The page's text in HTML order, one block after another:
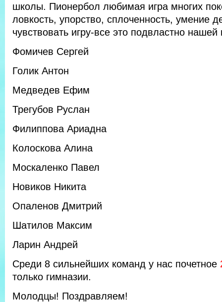
школы. Пионербол любимая игра многих
ловкость, упорство, сплоченность, умение
чувствовать игру-все это подвластно
Фомичев Сергей
Голик Антон
Медведев Ефим
Трегубов Руслан
Филиппова Ариадна
Колоскова Алина
Москаленко Павел
Новиков Никита
Опаленов Дмитрий
Шатилов Максим
Ларин Андрей
Среди 8 сильнейших команд у нас почетное
только гимназии.
Молодцы! Поздравляем!